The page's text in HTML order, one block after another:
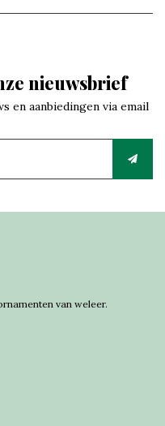
nieuwsbrief
en aanbiedingen via email
van weleer.